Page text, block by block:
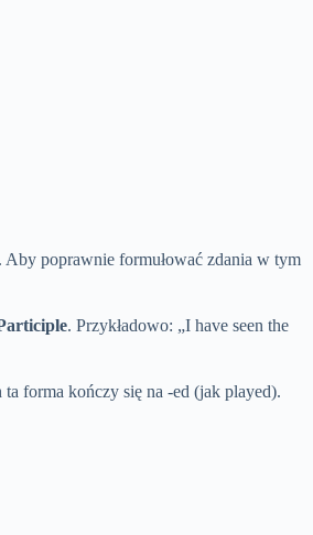
Aby poprawnie formułować zdania w tym
. Przykładowo: „I have seen the
forma kończy się na -ed (jak played).